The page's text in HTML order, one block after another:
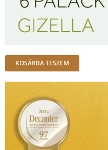
KOSÁRBA TESZEM